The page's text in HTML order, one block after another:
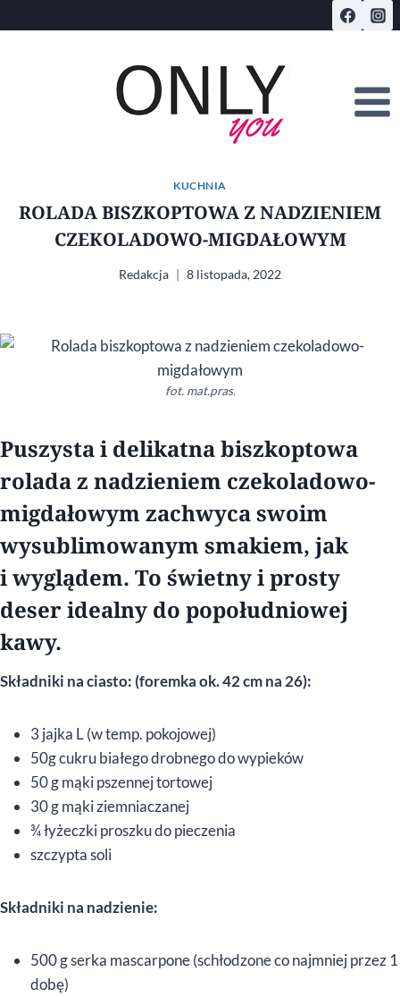
do
KUCHNIA
ROLADA BISZKOPTOWA Z NADZIENIEM
CZEKOLADOWO-MIGDAŁOWYM
Redakcja 8 listopada, 2022
fot. mat.pras.
Puszysta i delikatna biszkoptowa
rolada z nadzieniem czekoladowo-
migdałowym zachwyca swoim
wysublimowanym smakiem, jak
i wyglądem. To świetny i prosty
deser idealny do popołudniowej
kawy.
Składniki na ciasto: (foremka ok. 42 cm na 26):
3 jajka L (w temp. pokojowej)
50g cukru białego drobnego do wypieków
50 g mąki pszennej tortowej
30 g mąki ziemniaczanej
¾ łyżeczki proszku do pieczenia
szczypta soli
Składniki na nadzienie:
500 g serka mascarpone (schłodzone co najmniej przez 1
dobę)